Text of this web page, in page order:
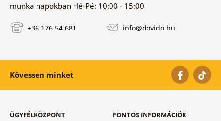
munka napokban Hé-Pé: 10:00 - 15:00
+36 176 54 681 info@dovido.hu
Kövessen minket
ÜGYFÉLKÖZPONT
FONTOS INFORMÁCIÓK